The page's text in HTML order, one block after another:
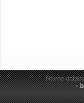
Navne-
•